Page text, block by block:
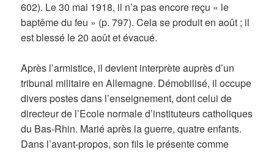
602). Le 30 mai 1918, il n’a pas encore reçu « le
baptême du feu » (p. 797). Cela se produit en août ; il
est blessé le 20 août et évacué.
Après l’armistice, il devient interprète auprès d’un
tribunal militaire en Allemagne. Démobilisé, il occupe
divers postes dans l’enseignement, dont celui de
directeur de l’Ecole normale d’instituteurs catholiques
du Bas-Rhin. Marié après la guerre, quatre enfants.
Dans l’avant-propos, son fils le présente comme